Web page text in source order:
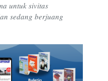
untuk sivitas
sedang berjuang